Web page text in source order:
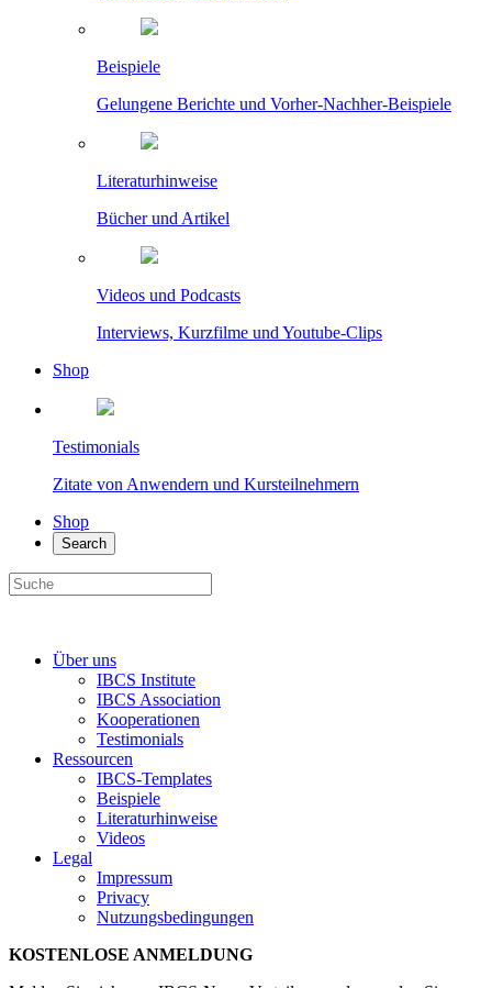
Beispiele
Gelungene Berichte und Vorher-Nachher-Beispiele
Literaturhinweise
Bücher und Artikel
Videos und Podcasts
Interviews, Kurzfilme und Youtube-Clips
Shop
Testimonials
Zitate von Anwendern und Kursteilnehmern
Shop
Search
Über uns
IBCS Institute
IBCS Association
Kooperationen
Testimonials
Ressourcen
IBCS-Templates
Beispiele
Literaturhinweise
Videos
Legal
Impressum
Privacy
Nutzungsbedingungen
KOSTENLOSE ANMELDUNG